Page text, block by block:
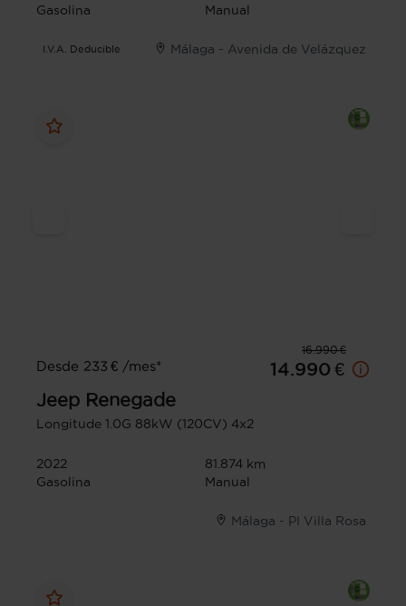
Gasolina
Manual
I.V.A. Deducible Málaga - Avenida de Velázquez
16.990 €
Desde 233 € /mes*
14.990 €
Jeep Renegade
Longitude 1.0G 88kW (120CV) 4x2
2022
81.874 km
Gasolina
Manual
Málaga - PI Villa Rosa